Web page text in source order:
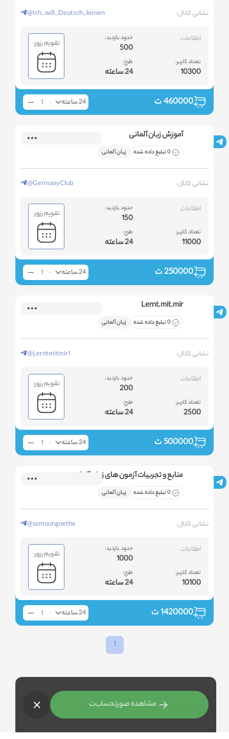
مشاهده صورتحسابت
نشانی کانال: @Ich_will_Deutsch_lernen
اطلاعات
تعداد کاربر:
10300
حدود بازدید:
500
طرح:
24 ساعته
تقویم رزور:
460000ت 24 ساعته
آموزش زبان آلمانی
0 تبلیغ داده شده زبان آلمانی
نشانی کانال: @GermanyClub
اطلاعات
تعداد کاربر:
11000
حدود بازدید:
150
طرح:
24 ساعته
تقویم رزور:
250000ت 24 ساعته
Lernt.mit.mir
0 تبلیغ داده شده زبان آلمانی
نشانی کانال: @Lerntmitmir1
اطلاعات
تعداد کاربر:
2500
حدود بازدید:
200
طرح:
24 ساعته
تقویم رزور:
500000ت 24 ساعته
منابع و تجربیات آزمون های زبان آلمانی
0 تبلیغ داده شده زبان آلمانی
نشانی کانال: @azmoongoethe
اطلاعات
تعداد کاربر:
10100
حدود بازدید:
1000
طرح:
24 ساعته
تقویم رزور:
1420000ت 24 ساعته
1
راهنمای تبلیغات هدفمند در اینستاگرام و تلگرام